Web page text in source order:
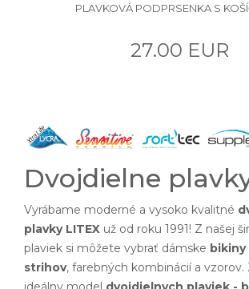
PLAVKOVÁ PODPRSENKA S
27.00 EUR
Dvojdielne
Vyrábame moderné a vysoko kvalitné
plavky LITEX už od roku 1991! Z našej
plaviek si môžete vybrať dámske bikiny
strihov, farebných kombinácií a vzorov.